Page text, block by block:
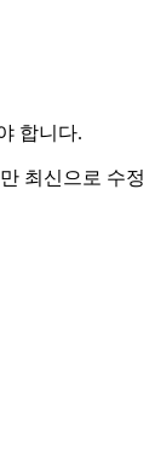
합니다.
최신으로 수정